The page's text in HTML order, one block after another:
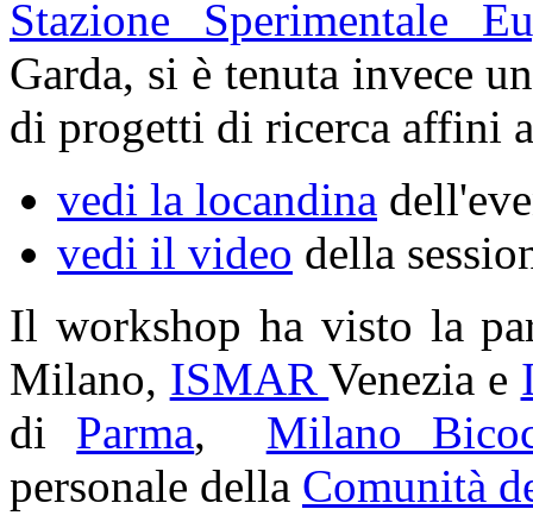
Stazione Sperimentale
Garda, si è tenuta invece
di progetti di ricerca affini
vedi la locandina
vedi il video della
Il workshop ha visto la
Milano, ISMARVenezia e
di Parma, Milano
personale della Comunità